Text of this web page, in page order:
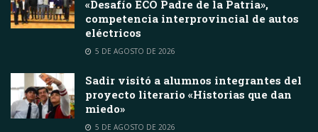
«Desafío ECO Padre de la Patria»,
competencia interprovincial de autos
eléctricos
5 DE AGOSTO DE 2026
Sadir visitó a alumnos integrantes del
proyecto literario «Historias que dan
miedo»
5 DE AGOSTO DE 2026